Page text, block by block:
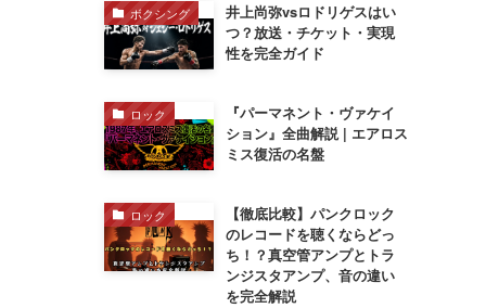
ボクシング
井上尚弥vsロドリゲスはい
つ？放送・チケット・実現
性を完全ガイド
ロック
『パーマネント・ヴァケイ
ション』全曲解説 | エアロス
ミス復活の名盤
ロック
【徹底比較】パンクロック
のレコードを聴くならどっ
ち！？真空管アンプとトラ
ンジスタアンプ、音の違い
を完全解説